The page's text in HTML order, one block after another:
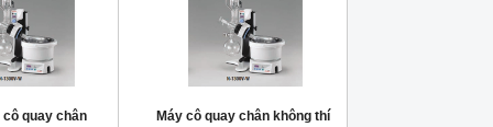
cô quay chân
Máy cô quay chân không thí